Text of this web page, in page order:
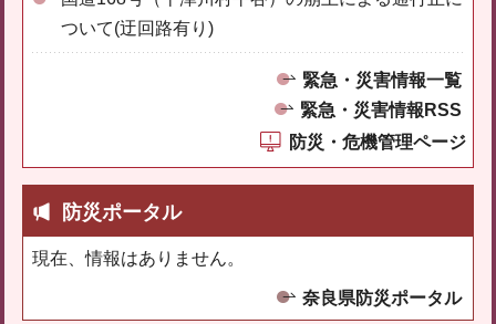
ついて(迂回路有り)
緊急・災害情報一覧
緊急・災害情報RSS
防災・危機管理ページ
防災ポータル
現在、情報はありません。
奈良県防災ポータル